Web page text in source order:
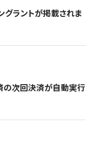
グラントが掲載されま
の次回決済が自動実行